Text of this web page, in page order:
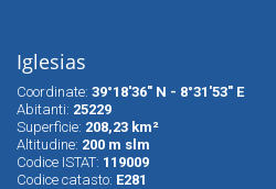
Iglesias
Coordinate: 39°18'36" N - 8°31'53" E
Abitanti: 25229
Superfìcie: 208,23 km²
Altitudine: 200 m slm
Codice ISTAT: 119009
Codice catasto: E281